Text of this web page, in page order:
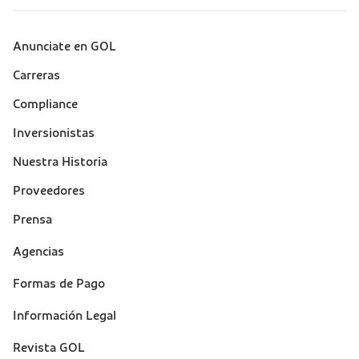
Sobre a Gol (footer)
Anunciate en GOL
Carreras
Compliance
Inversionistas
Nuestra Historia
Proveedores
Prensa
Suporte
Agencias
Formas de Pago
Información Legal
Revista GOL